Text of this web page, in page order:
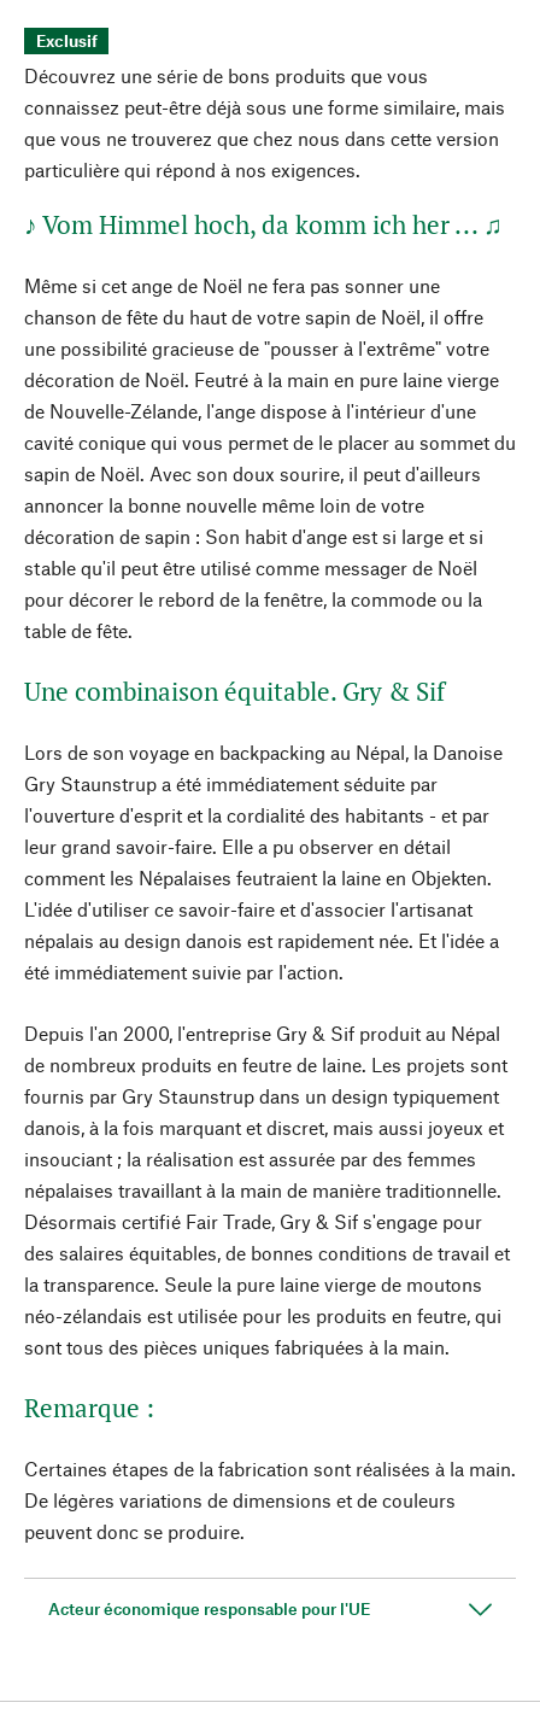
Exclusif
Découvrez une série de bons produits que vous
connaissez peut-être déjà sous une forme similaire, mais
que vous ne trouverez que chez nous dans cette version
particulière qui répond à nos exigences.
♪ Vom Himmel hoch, da komm ich her ... ♫
Même si cet ange de Noël ne fera pas sonner une
chanson de fête du haut de votre sapin de Noël, il offre
une possibilité gracieuse de "pousser à l'extrême" votre
décoration de Noël. Feutré à la main en pure laine vierge
de Nouvelle-Zélande, l'ange dispose à l'intérieur d'une
cavité conique qui vous permet de le placer au sommet du
sapin de Noël. Avec son doux sourire, il peut d'ailleurs
annoncer la bonne nouvelle même loin de votre
décoration de sapin : Son habit d'ange est si large et si
stable qu'il peut être utilisé comme messager de Noël
pour décorer le rebord de la fenêtre, la commode ou la
table de fête.
Une combinaison équitable. Gry & Sif
Lors de son voyage en backpacking au Népal, la Danoise
Gry Staunstrup a été immédiatement séduite par
l'ouverture d'esprit et la cordialité des habitants - et par
leur grand savoir-faire. Elle a pu observer en détail
comment les Népalaises feutraient la laine en Objekten.
L'idée d'utiliser ce savoir-faire et d'associer l'artisanat
népalais au design danois est rapidement née. Et l'idée a
été immédiatement suivie par l'action.
Depuis l'an 2000, l'entreprise Gry & Sif produit au Népal
de nombreux produits en feutre de laine. Les projets sont
fournis par Gry Staunstrup dans un design typiquement
danois, à la fois marquant et discret, mais aussi joyeux et
insouciant ; la réalisation est assurée par des femmes
népalaises travaillant à la main de manière traditionnelle.
Désormais certifié Fair Trade, Gry & Sif s'engage pour
des salaires équitables, de bonnes conditions de travail et
la transparence. Seule la pure laine vierge de moutons
néo-zélandais est utilisée pour les produits en feutre, qui
sont tous des pièces uniques fabriquées à la main.
Remarque :
Certaines étapes de la fabrication sont réalisées à la main.
De légères variations de dimensions et de couleurs
peuvent donc se produire.
Acteur économique responsable pour l'UE